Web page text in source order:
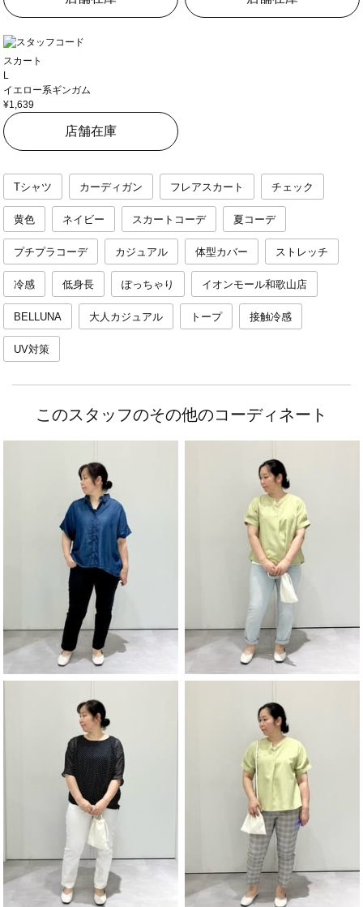
スカート
L
イエロー系ギンガム
¥1,639
店舗在庫
Tシャツ カーディガン フレアスカート チェック
黄色 ネイビー スカートコーデ 夏コーデ
プチプラコーデ カジュアル 体型カバー ストレッチ
冷感 低身長 ぽっちゃり イオンモール和歌山店
BELLUNA 大人カジュアル トープ 接触冷感
UV対策
このスタッフのその他のコーディネート